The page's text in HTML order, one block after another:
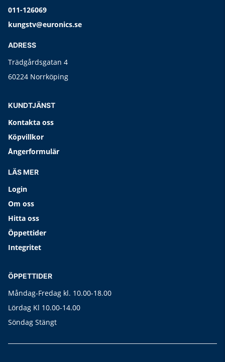
011-126069
kungstv@euronics.se
ADRESS
Trädgårdsgatan 4
60224 Norrköping
KUNDTJÄNST
Kontakta oss
Köpvillkor
Ångerformulär
LÄS MER
Login
Om oss
Hitta oss
Öppettider
Integritet
ÖPPETTIDER
Måndag-Fredag kl. 10.00-18.00
Lördag Kl 10.00-14.00
Söndag Stängt